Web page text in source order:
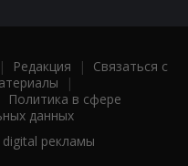
| Редакция | Связаться с
|
Политика в сфере
данных
рекламы